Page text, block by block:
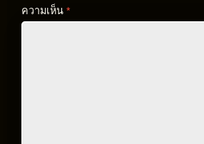
ความเห็น *